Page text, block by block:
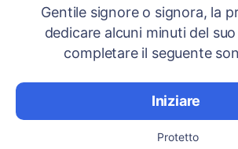
Gentile signore o signora, la
dedicare alcuni minuti del
completare il seguente
Iniziare
Protetto